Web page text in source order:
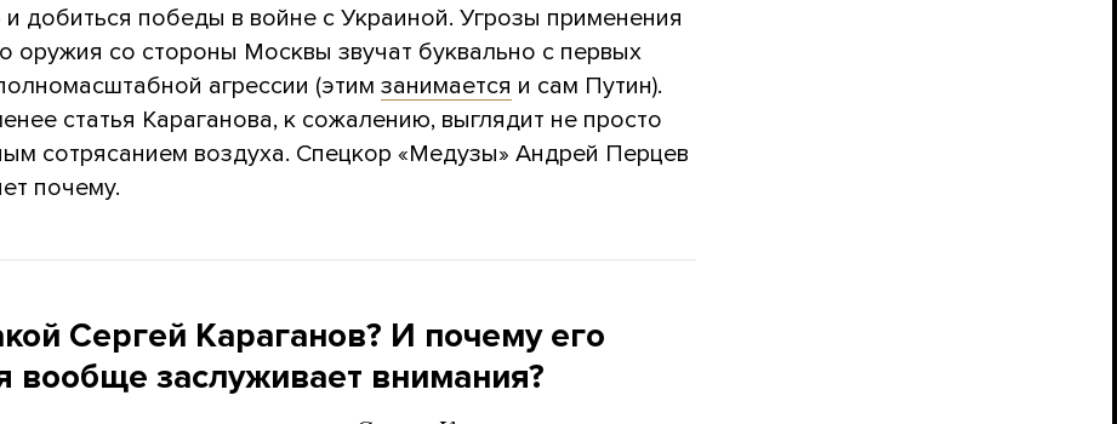
и добиться победы в войне с Украиной. Угрозы применения
оружия со стороны Москвы звучат буквально с первых
агрессии (этим занимается и сам Путин).
статья Караганова, к сожалению, выглядит не просто
сотрясанием воздуха. Спецкор «Медузы» Андрей Перцев
почему.
Сергей Караганов? И почему его
вообще заслуживает внимания?